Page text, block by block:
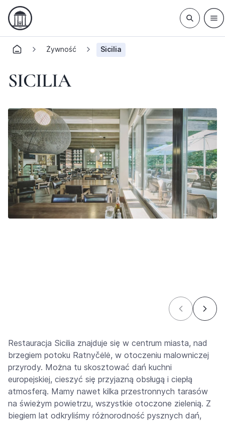
Żywność Sicilia
SICILIA
Restauracja Sicilia znajduje się w centrum miasta, nad
brzegiem potoku Ratnyčėlė, w otoczeniu malowniczej
przyrody. Można tu skosztować dań kuchni
europejskiej, cieszyć się przyjazną obsługą i ciepłą
atmosferą. Mamy nawet kilka przestronnych tarasów
na świeżym powietrzu, wszystkie otoczone zielenią. Z
biegiem lat odkryliśmy różnorodność pysznych dań,